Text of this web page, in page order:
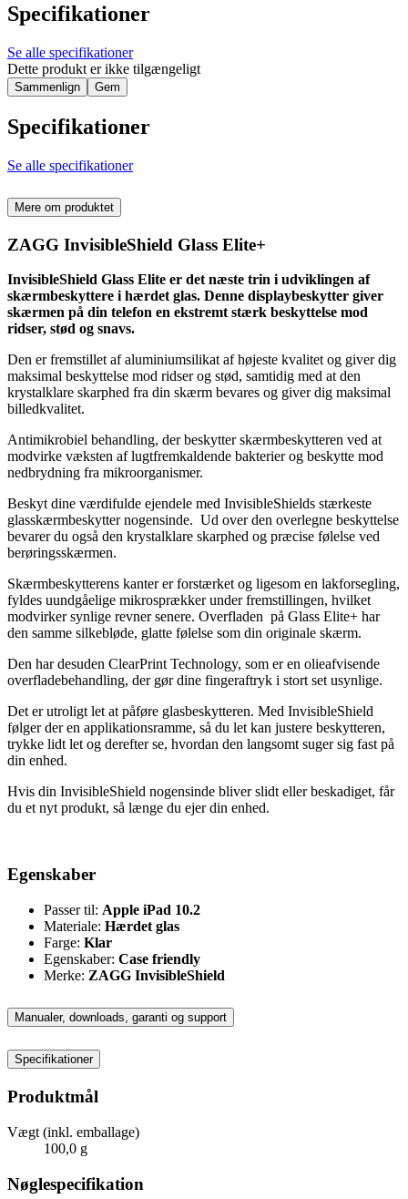
Specifikationer
Se alle specifikationer
Dette produkt er ikke tilgængeligt
Sammenlign Gem
Specifikationer
Se alle specifikationer
Mere om produktet
ZAGG InvisibleShield Glass Elite+
InvisibleShield Glass Elite er det næste trin i udviklingen af
skærmbeskyttere i hærdet glas. Denne displaybeskytter giver
skærmen på din telefon en ekstremt stærk beskyttelse mod
ridser, stød og snavs.
Den er fremstillet af aluminiumsilikat af højeste kvalitet og giver dig
maksimal beskyttelse mod ridser og stød, samtidig med at den
krystalklare skarphed fra din skærm bevares og giver dig maksimal
billedkvalitet.
Antimikrobiel behandling, der beskytter skærmbeskytteren ved at
modvirke væksten af lugtfremkaldende bakterier og beskytte mod
nedbrydning fra mikroorganismer.
Beskyt dine værdifulde ejendele med InvisibleShields stærkeste
glasskærmbeskytter nogensinde. Ud over den overlegne beskyttelse
bevarer du også den krystalklare skarphed og præcise følelse ved
berøringsskærmen.
Skærmbeskytterens kanter er forstærket og ligesom en lakforsegling,
fyldes uundgåelige mikrosprækker under fremstillingen, hvilket
modvirker synlige revner senere. Overfladen på Glass Elite+ har
den samme silkebløde, glatte følelse som din originale skærm.
Den har desuden ClearPrint Technology, som er en olieafvisende
overfladebehandling, der gør dine fingeraftryk i stort set usynlige.
Det er utroligt let at påføre glasbeskytteren. Med InvisibleShield
følger der en applikationsramme, så du let kan justere beskytteren,
trykke lidt let og derefter se, hvordan den langsomt suger sig fast på
din enhed.
Hvis din InvisibleShield nogensinde bliver slidt eller beskadiget, får
du et nyt produkt, så længe du ejer din enhed.
Egenskaber
Passer til: Apple iPad 10.2
Materiale: Hærdet glas
Farge: Klar
Egenskaber: Case friendly
Merke: ZAGG InvisibleShield
Manualer, downloads, garanti og support
Specifikationer
Produktmål
Vægt (inkl. emballage)
100,0 g
Nøglespecifikation